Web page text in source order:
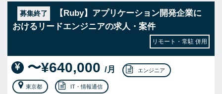
募集終了
【Ruby】アプリケーション開発企業に
おけるリードエンジニアの求人・案件
リモート・常駐 併用
〜¥640,000 /月 エンジニア
東京都 IT・情報通信